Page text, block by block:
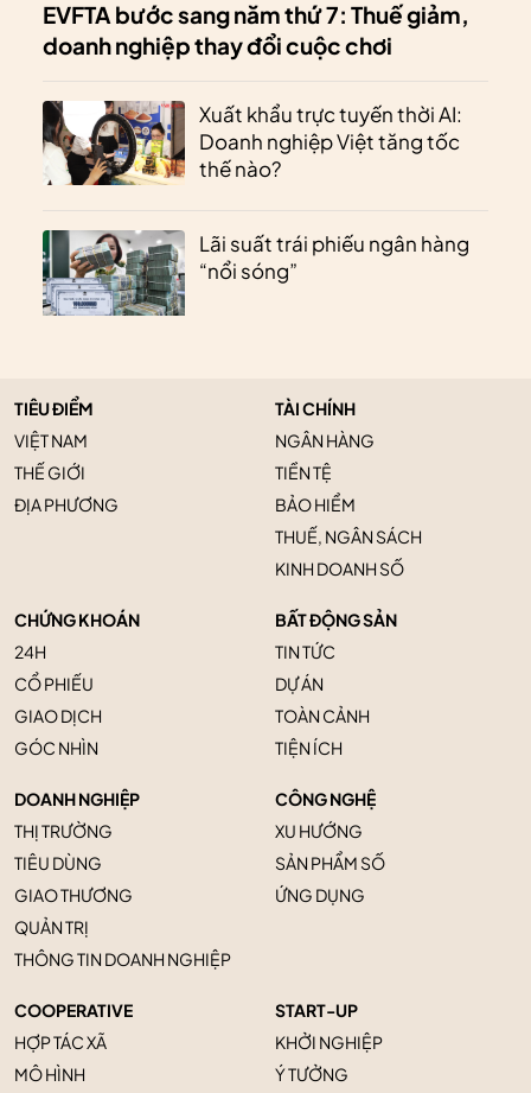
EVFTA bước sang năm thứ 7: Thuế giảm,
doanh nghiệp thay đổi cuộc chơi
Xuất khẩu trực tuyến thời AI:
Doanh nghiệp Việt tăng tốc
thế nào?
Lãi suất trái phiếu ngân hàng
“nổi sóng”
TIÊU ĐIỂM
VIỆT NAM
THẾ GIỚI
ĐỊA PHƯƠNG
TÀI CHÍNH
NGÂN HÀNG
TIỀN TỆ
BẢO HIỂM
THUẾ, NGÂN SÁCH
KINH DOANH SỐ
CHỨNG KHOÁN
24H
CỔ PHIẾU
GIAO DỊCH
GÓC NHÌN
BẤT ĐỘNG SẢN
TIN TỨC
DỰ ÁN
TOÀN CẢNH
TIỆN ÍCH
DOANH NGHIỆP
THỊ TRƯỜNG
TIÊU DÙNG
GIAO THƯƠNG
QUẢN TRỊ
THÔNG TIN DOANH NGHIỆP
CÔNG NGHỆ
XU HƯỚNG
SẢN PHẨM SỐ
ỨNG DỤNG
COOPERATIVE
HỢP TÁC XÃ
MÔ HÌNH
START-UP
KHỞI NGHIỆP
Ý TƯỞNG